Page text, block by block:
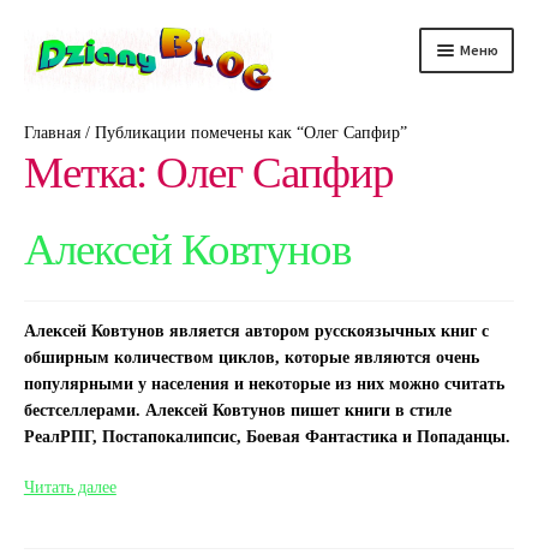
Перейти
Перейти
Меню
DRelax
DTechno
Главная/ Публикации помечены как “Олег Сапфир”
Метка: Олег Сапфир
Алексей Ковтунов
Алексей Ковтунов является автором русскоязычных книг с
обширным количеством циклов, которые являются очень
популярными у населения и некоторые из них можно считать
бестселлерами. Алексей Ковтунов пишет книги в стиле
РеалРПГ, Постапокалипсис, Боевая Фантастика и Попаданцы.
Читать далееАлексей